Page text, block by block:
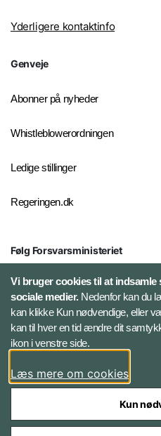
Yderligere kontaktinfo
Genveje
Abonner på nyheder
Whistleblowerordningen
Ledige stillinger
Regeringen.dk
Følg Forsvarsministeriet
X
LinkedIn
Instagram
Vi bruger cookies til at indsamle
sociale medier.Nedenfor kan du
kan klikke Kun nødvendige, eller
kan til hver en tid ændre dit
ikon i venstre side.
Læs mere om cookies
Kun